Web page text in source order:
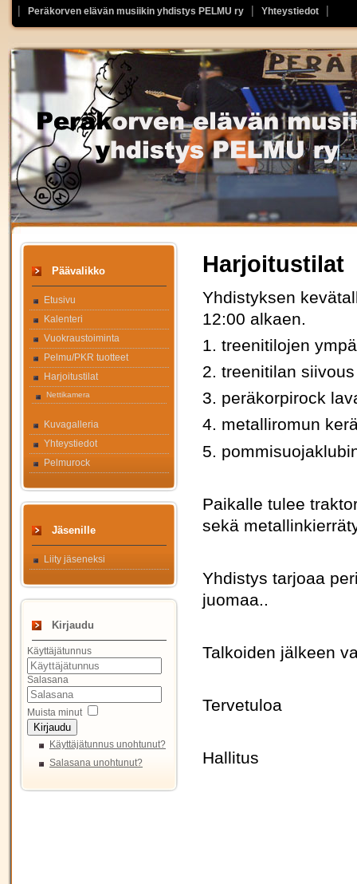
Peräkorven elävän musiikin yhdistys PELMU ry Yhteystiedot
Päävalikko
Etusivu
Kalenteri
Vuokraustoiminta
Pelmu/PKR tuotteet
Harjoitustilat
Nettikamera
Kuvagalleria
Yhteystiedot
Pelmurock
Jäsenille
Liity jäseneksi
Kirjaudu
Käyttäjätunnus
Salasana
Muista minut
Kirjaudu
Käyttäjätunnus unohtunut?
Salasana unohtunut?
Harjoitustilat
Yhdistyksen
12:00 alkaen.
1. treenitilojen
2. treenitilan siivous
3. peräkorpirock
4. metalliromun
5.
Paikalle tulee
sekä
Yhdistys tarjoaa
juomaa..
Talkoiden jälkeen
Tervetuloa
Hallitus